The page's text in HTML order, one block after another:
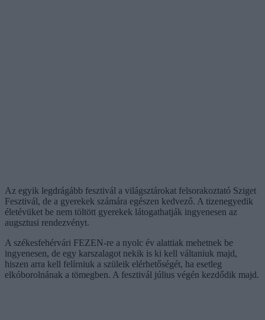
Az egyik legdrágább fesztivál a világsztárokat felsorakoztató Sziget
Fesztivál, de a gyerekek számára egészen kedvező. A tizenegyedik
életévüket be nem töltött gyerekek látogathatják ingyenesen az
augsztusi rendezvényt.
A székesfehérvári FEZEN-re a nyolc év alattiak mehetnek be
ingyenesen, de egy karszalagot nekik is ki kell váltaniuk majd,
hiszen arra kell felírniuk a szüleik elérhetőségét, ha esetleg
elkóborolnának a tömegben. A fesztivál július végén kezdődik majd.